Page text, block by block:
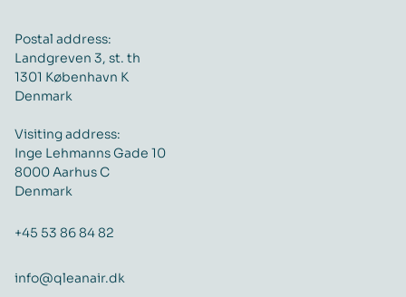
Postal address:
Landgreven 3, st. th
1301 København K
Denmark
Visiting address:
Inge Lehmanns Gade 10
8000 Aarhus C
Denmark
+45 53 86 84 82
info@qleanair.dk